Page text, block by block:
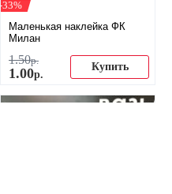
-33%
Маленькая наклейка ФК
Милан
1.50р.
1.00р.
Купить